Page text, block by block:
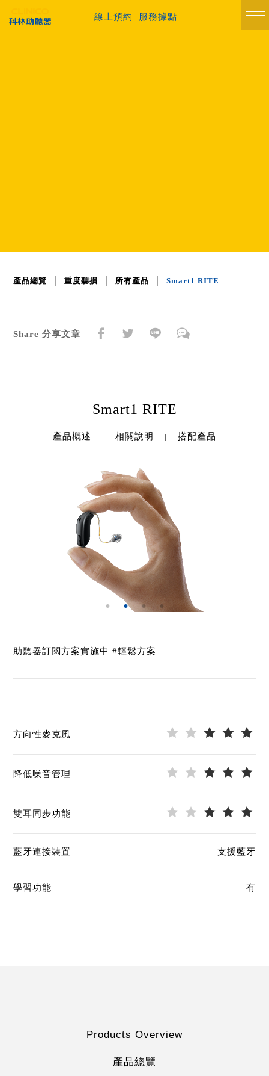
線上預約 服務據點
產品總覽 重度聽損 所有產品 Smart1 RITE
Share 分享文章
Smart1 RITE
產品概述 相關說明 搭配產品
助聽器訂閱方案實施中 #輕鬆方案
方向性麥克風
降低噪音管理
雙耳同步功能
藍牙連接裝置 支援藍牙
學習功能 有
Products Overview
產品總覽